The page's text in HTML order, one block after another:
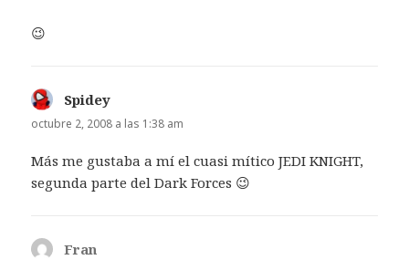
😉
Spidey
octubre 2, 2008 a las 1:38 am
Más me gustaba a mí el cuasi mítico JEDI KNIGHT,
segunda parte del Dark Forces 😉
Fran